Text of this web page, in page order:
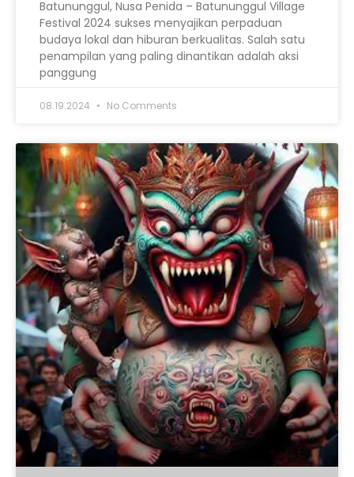
Batununggul, Nusa Penida – Batununggul Village
Festival 2024 sukses menyajikan perpaduan
budaya lokal dan hiburan berkualitas. Salah satu
penampilan yang paling dinantikan adalah aksi
panggung
08.19.2024 No Comments